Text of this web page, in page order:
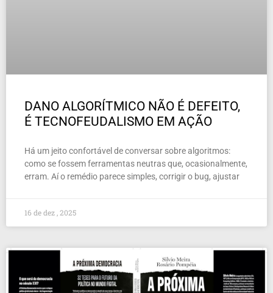
DANO ALGORÍTMICO NÃO É DEFEITO,
É TECNOFEUDALISMO EM AÇÃO
Há um jeito confortável de conversar sobre algoritmos:
como se fossem ferramentas neutras que, ocasionalmente,
erram. Aí o remédio parece simples, corrigir o bug, ajustar
16 de dez , 2025